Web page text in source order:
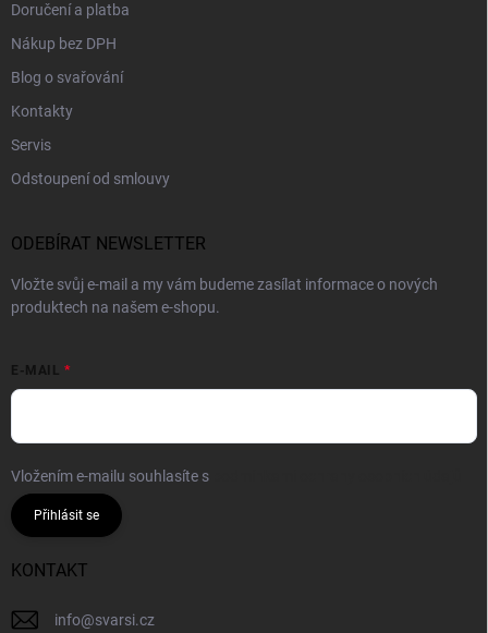
Doručení a platba
Nákup bez DPH
Blog o svařování
Kontakty
Servis
Odstoupení od smlouvy
ODEBÍRAT NEWSLETTER
Vložte svůj e-mail a my vám budeme zasílat informace o nových
produktech na našem e-shopu.
E-MAIL
Vložením e-mailu souhlasíte s
Přihlásit se
KONTAKT
info@svarsi.cz